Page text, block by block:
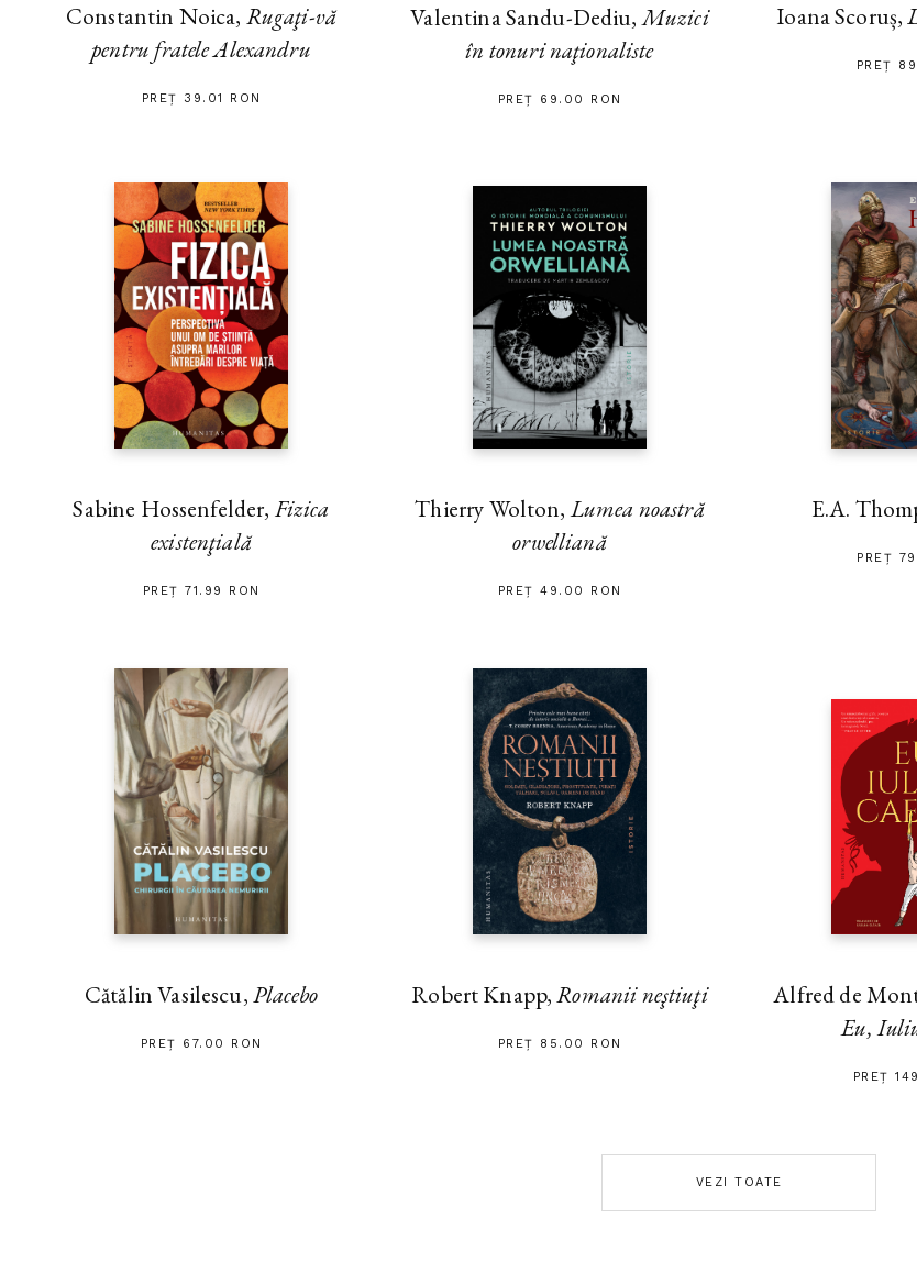
Constantin Noica, Rugaţi-vă
pentru fratele Alexandru
PREȚ 39.01 RON
Valentina Sandu-Dediu,Muzici
în tonuri naţionaliste
PREȚ 69.00 RON
Ioana Scoruș,
PREȚ
Sabine Hossenfelder, Fizica
existenţială
PREȚ 71.99 RON
Thierry Wolton,Lumea noastră
orwelliană
PREȚ 49.00 RON
E.A.
PREȚ
Cătălin Vasilescu,Placebo
PREȚ 67.00 RON
Robert Knapp,Romanii neştiuţi
PREȚ 85.00 RON
Alfred de
Eu,
PREȚ
VEZI TOATE